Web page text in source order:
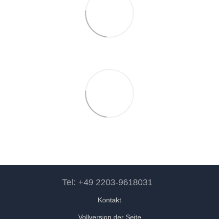
Tel: +49 2203-9618031
Kontakt
Vollversion der Seite